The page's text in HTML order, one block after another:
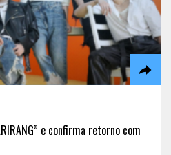
e confirma retorno com